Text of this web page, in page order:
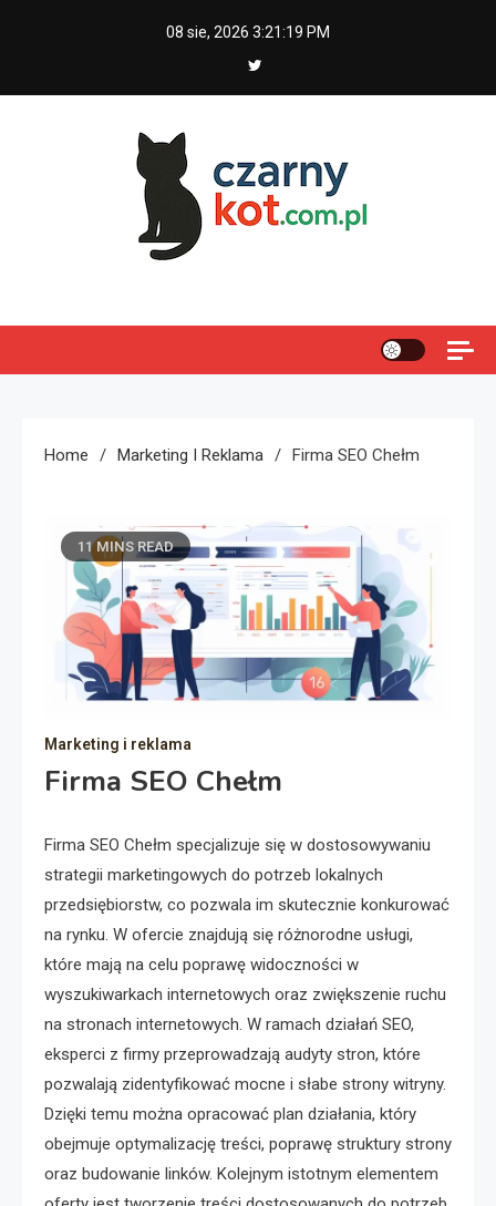
08 sie, 2026 3:21:20 PM
Home Marketing I Reklama Firma SEO Chełm
11 MINS READ
Marketing i reklama
Firma SEO Chełm
Firma SEO Chełm specjalizuje się w dostosowywaniu
strategii marketingowych do potrzeb lokalnych
przedsiębiorstw, co pozwala im skutecznie konkurować
na rynku. W ofercie znajdują się różnorodne usługi,
które mają na celu poprawę widoczności w
wyszukiwarkach internetowych oraz zwiększenie ruchu
na stronach internetowych. W ramach działań SEO,
eksperci z firmy przeprowadzają audyty stron, które
pozwalają zidentyfikować mocne i słabe strony witryny.
Dzięki temu można opracować plan działania, który
obejmuje optymalizację treści, poprawę struktury strony
oraz budowanie linków. Kolejnym istotnym elementem